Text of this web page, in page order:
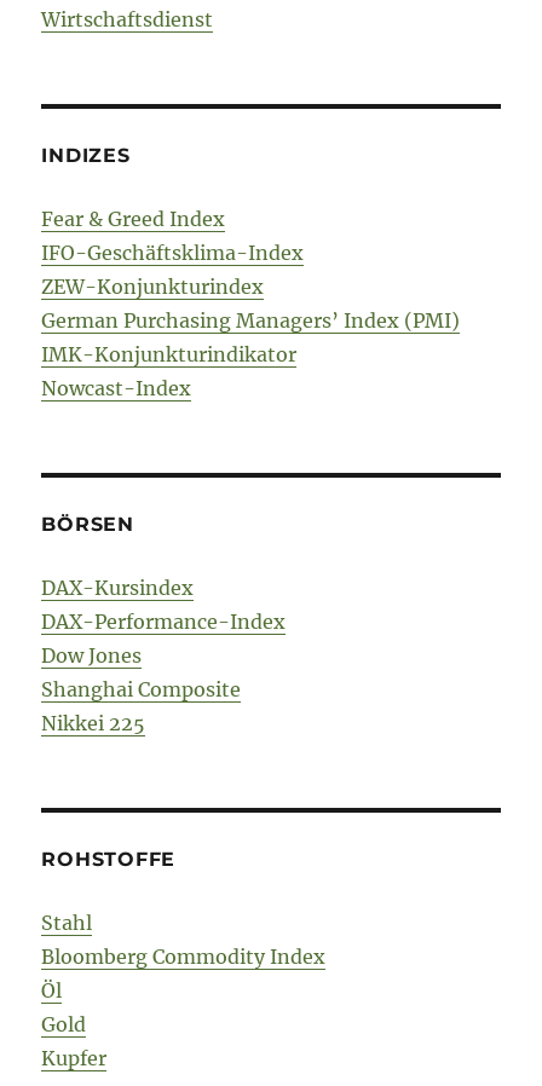
Wirtschaftsdienst
INDIZES
Fear & Greed Index
IFO-Geschäftsklima-Index
ZEW-Konjunkturindex
German Purchasing Managers’ Index (PMI)
IMK-Konjunkturindikator
Nowcast-Index
BÖRSEN
DAX-Kursindex
DAX-Performance-Index
Dow Jones
Shanghai Composite
Nikkei 225
ROHSTOFFE
Stahl
Bloomberg Commodity Index
Öl
Gold
Kupfer